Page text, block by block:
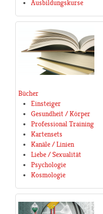
Ausbildungskurse
Bücher
Einsteiger
Gesundheit / Körper
Professional Training
Kartensets
Kanäle / Linien
Liebe / Sexualität
Psychologie
Kosmologie